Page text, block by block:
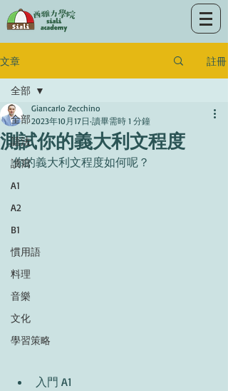
文章 註冊
全部
語法
讀寫
A1
A2
B1
慣用語
料理
音樂
文化
學習策略
全部
測試你的義大利文程度
Giancarlo Zecchino
2023年10月17日 讀畢需時 1 分鐘
你的義大利文程度如何呢？
入門 A1